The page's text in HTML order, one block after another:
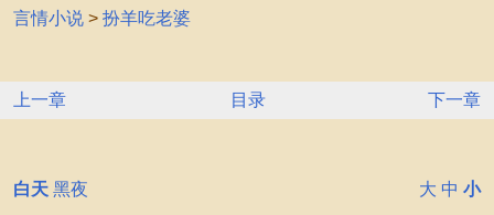
言情小说 > 扮羊吃老婆
上一章 目录 下一章
白天 黑夜 大 中 小